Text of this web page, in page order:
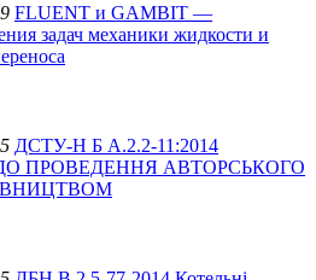
FLUENT и GAMBIT —
задач механики жидкости и
ДСТУ-Н Б А.2.2-11:2014
ПРОВЕДЕННЯ АВТОРСЬКОГО